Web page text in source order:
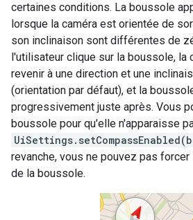
certaines conditions. La boussole
lorsque la caméra est orientée de
son inclinaison sont différentes de
l'utilisateur clique sur la boussole, la
revenir à une direction et une
(orientation par défaut), et la
progressivement juste après. Vous
boussole pour qu'elle n'apparaisse
revanche, vous ne pouvez pas
de la boussole.